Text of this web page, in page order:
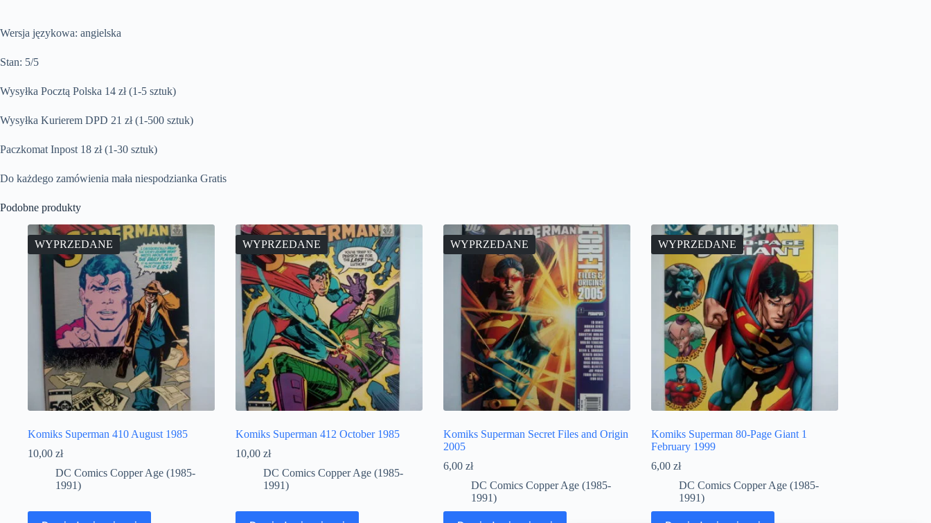
Wersja językowa: angielska
Stan: 5/5
Wysyłka Pocztą Polska 14 zł (1-5 sztuk)
Wysyłka Kurierem DPD 21 zł (1-500 sztuk)
Paczkomat Inpost 18 zł (1-30 sztuk)
Do każdego zamówienia mała niespodzianka Gratis
Podobne produkty
WYPRZEDANE
Komiks Superman 410 August 1985
10,00 zł
DC Comics Copper Age (1985-
1991)
WYPRZEDANE
Komiks Superman 412 October 1985
10,00 zł
DC Comics Copper Age (1985-
1991)
WYPRZEDANE
Komiks Superman Secret Files and Origin
2005
6,00 zł
DC Comics Copper Age (1985-
1991)
WYPRZEDANE
Komiks Superman 80-Page Giant 1
February 1999
6,00 zł
DC Comics Copper Age (1985-
1991)